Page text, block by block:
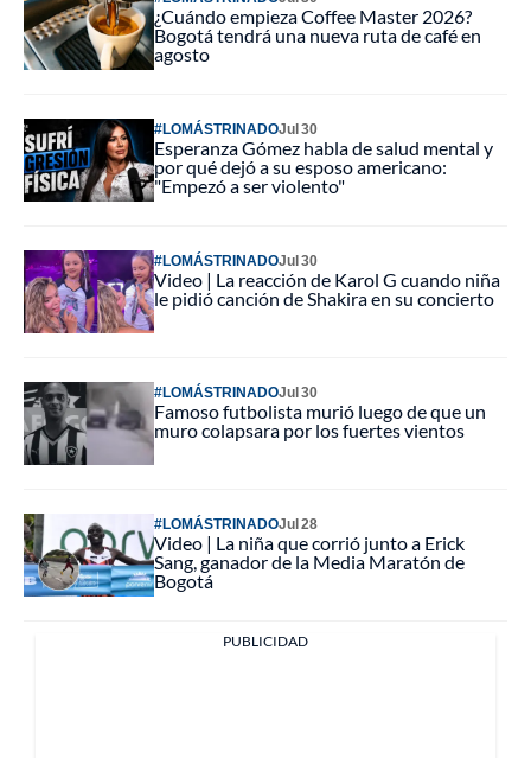
¿Cuándo empieza Coffee Master 2026?
Bogotá tendrá una nueva ruta de café en
agosto
#LOMÁSTRINADOJul 30
Esperanza Gómez habla de salud mental y
por qué dejó a su esposo americano:
"Empezó a ser violento"
#LOMÁSTRINADOJul 30
Video | La reacción de Karol G cuando niña
le pidió canción de Shakira en su concierto
#LOMÁSTRINADOJul 30
Famoso futbolista murió luego de que un
muro colapsara por los fuertes vientos
#LOMÁSTRINADOJul 28
Video | La niña que corrió junto a Erick
Sang, ganador de la Media Maratón de
Bogotá
PUBLICIDAD